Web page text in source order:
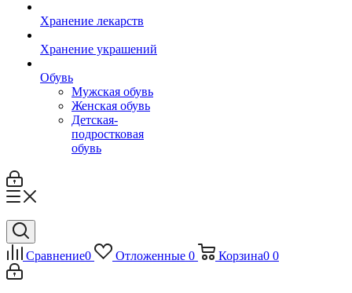
Хранение лекарств
Хранение украшений
Обувь
Мужская обувь
Женская обувь
Детская-
подростковая
обувь
Сравнение0 Отложенные 0 Корзина0 0